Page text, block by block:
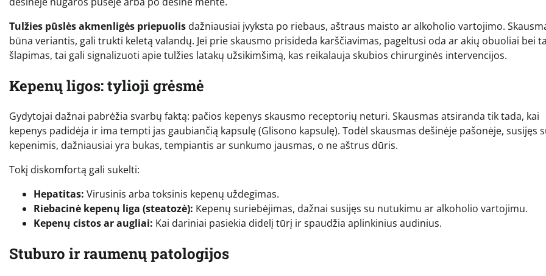
Tulžies pūslės akmenligės priepuolis dažniausiai įvyksta po riebaus, aštraus maisto ar alkoholio vartojimo.
būna veriantis, gali trukti keletą valandų. Jei prie skausmo prisideda karščiavimas, pageltusi oda ar akių obuoliai bei
šlapimas, tai gali signalizuoti apie tulžies latakų užsikimšimą, kas reikalauja skubios chirurginės intervencijos.
Kepenų ligos: tylioji grėsmė
Gydytojai dažnai pabrėžia svarbų faktą: pačios kepenys skausmo receptorių neturi. Skausmas atsiranda tik tada, kai
kepenys padidėja ir ima tempti jas gaubiančią kapsulę (Glisono kapsulę). Todėl skausmas dešinėje pašonėje, susijęs
kepenimis, dažniausiai yra bukas, tempiantis ar sunkumo jausmas, o ne aštrus dūris.
Tokį diskomfortą gali sukelti:
Hepatitas: Virusinis arba toksinis kepenų uždegimas.
Riebacinė kepenų liga (steatozė): Kepenų suriebėjimas, dažnai susijęs su nutukimu ar alkoholio vartojimu.
Kepenų cistos ar augliai: Kai dariniai pasiekia didelį tūrį ir spaudžia aplinkinius audinius.
Stuburo ir raumenų patologijos